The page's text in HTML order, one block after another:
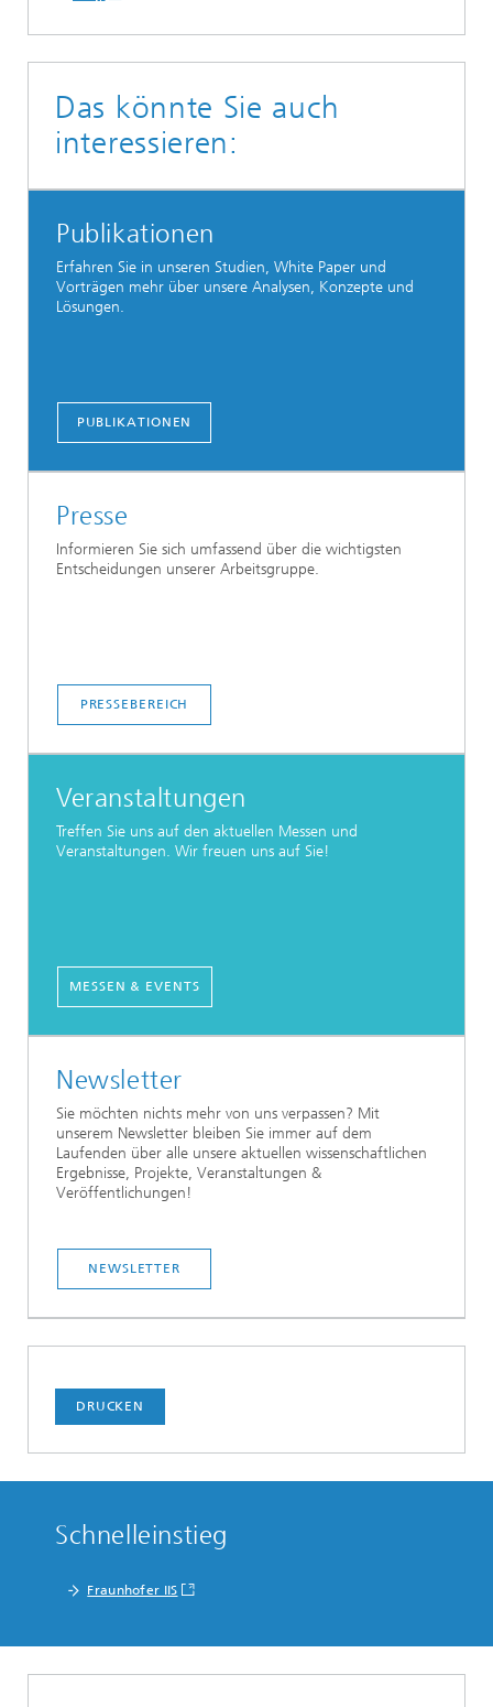
Das könnte Sie auch
interessieren:
Publikationen
Erfahren Sie in unseren Studien, White Paper und
Vorträgen mehr über unsere Analysen, Konzepte und
Lösungen.
PUBLIKATIONEN
Presse
Informieren Sie sich umfassend über die wichtigsten
Entscheidungen unserer Arbeitsgruppe.
PRESSEBEREICH
Veranstaltungen
Treffen Sie uns auf den aktuellen Messen und
Veranstaltungen. Wir freuen uns auf Sie!
MESSEN & EVENTS
Newsletter
Sie möchten nichts mehr von uns verpassen? Mit
unserem Newsletter bleiben Sie immer auf dem
Laufenden über alle unsere aktuellen wissenschaftlichen
Ergebnisse, Projekte, Veranstaltungen &
Veröffentlichungen!
NEWSLETTER
DRUCKEN
Schnelleinstieg
Fraunhofer IIS